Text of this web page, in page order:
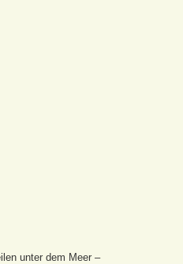
unter dem Meer –